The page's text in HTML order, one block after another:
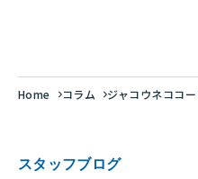
Home コラム ジャコウネココ
スタッフブログ